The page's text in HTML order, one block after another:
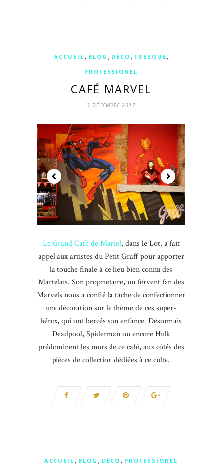
ACCUEIL , BLOG , DÉCO , FRESQUE ,
PROFESSIONEL
CAFÉ MARVEL
3 DÉCEMBRE 2017
Le Grand Café de Martel, dans le Lot, a fait
appel aux artistes du Petit Graff pour apporter
la touche finale à ce lieu bien connu des
Martelais. Son propriétaire, un fervent fan des
Marvels nous a confié la tâche de confectionner
une décoration sur le thème de ces super-
héros, qui ont bercés son enfance. Désormais
Deadpool, Spiderman ou encore Hulk
prédominent les murs de ce café, aux côtés des
pièces de collection dédiées à ce culte.
ACCUEIL , BLOG , DÉCO , PROFESSIONEL